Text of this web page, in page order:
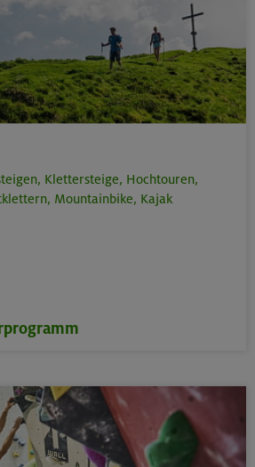
Klettersteige, Hochtouren,
Mountainbike, Kajak